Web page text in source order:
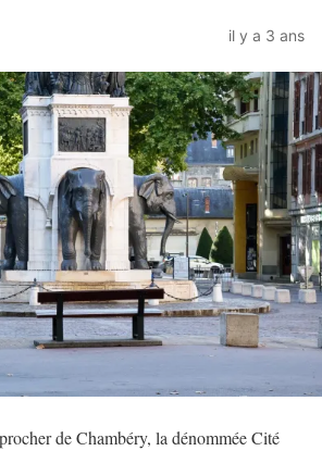
il y a 3 ans
de Chambéry, la dénommée Cité